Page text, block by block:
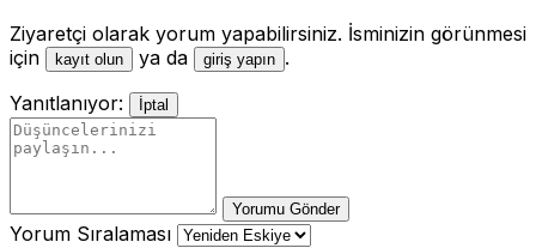
Ziyaretçi olarak yorum yapabilirsiniz. İsminizin görünmesi
için
kayıt olun ya da giriş yapın .
Yanıtlanıyor:
İptal
Yorumu Gönder
Yorum Sıralaması